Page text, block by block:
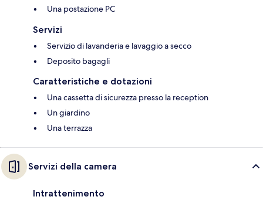
Una postazione PC
Servizi
Servizio di lavanderia e lavaggio a secco
Deposito bagagli
Caratteristiche e dotazioni
Una cassetta di sicurezza presso la reception
Un giardino
Una terrazza
Servizi della camera
Intrattenimento